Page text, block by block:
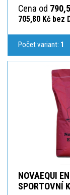
Cena od
705,80 Kč bez
Počet variant: 1
NOVAEQUI
SPORTOVNÍ